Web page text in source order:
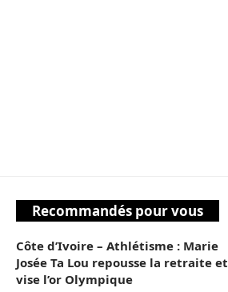
Recommandés pour vous
Côte d’Ivoire – Athlétisme : Marie
Josée Ta Lou repousse la retraite et
vise l’or Olympique